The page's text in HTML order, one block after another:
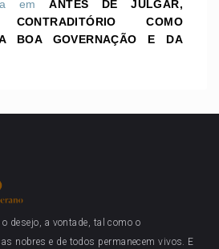
emANTES DE JULGAR,
COMO
BOA GOVERNAÇÃO E DA
desejo, a vontade, tal como o
nobres e de todos permanecem vivos. E